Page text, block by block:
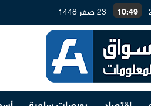
10:49 23 صفر 1448